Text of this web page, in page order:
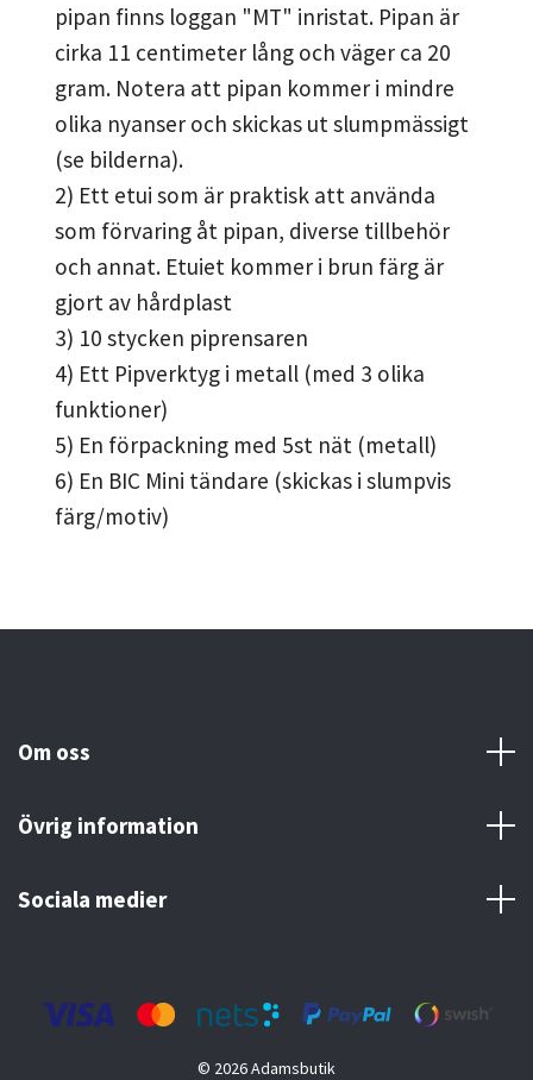
pipan finns loggan "MT" inristat. Pipan är
cirka 11 centimeter lång och väger ca 20
gram. Notera att pipan kommer i mindre
olika nyanser och skickas ut slumpmässigt
(se bilderna).
2) Ett etui som är praktisk att använda
som förvaring åt pipan, diverse tillbehör
och annat. Etuiet kommer i brun färg är
gjort av hårdplast
3) 10 stycken piprensaren
4) Ett Pipverktyg i metall (med 3 olika
funktioner)
5) En förpackning med 5st nät (metall)
6) En BIC Mini tändare (skickas i slumpvis
färg/motiv)
Om oss
Övrig information
Sociala medier
© 2026 Adamsbutik